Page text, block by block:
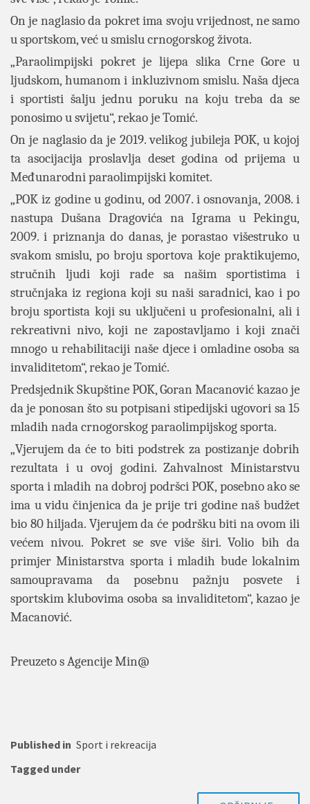
On je naglasio da pokret ima svoju vrijednost, ne samo
u sportskom, već u smislu crnogorskog života.
„Paraolimpijski pokret je lijepa slika Crne Gore u
ljudskom, humanom i inkluzivnom smislu. Naša djeca
i sportisti šalju jednu poruku na koju treba da se
ponosimo u svijetu“, rekao je Tomić.
On je naglasio da je 2019. velikog jubileja POK, u kojoj
ta asocijacija proslavlja deset godina od prijema u
Međunarodni paraolimpijski komitet.
„POK iz godine u godinu, od 2007. i osnovanja, 2008. i
nastupa Dušana Dragovića na Igrama u Pekingu,
2009. i priznanja do danas, je porastao višestruko u
svakom smislu, po broju sportova koje praktikujemo,
stručnih ljudi koji rade sa našim sportistima i
stručnjaka iz regiona koji su naši saradnici, kao i po
broju sportista koji su uključeni u profesionalni, ali i
rekreativni nivo, koji ne zapostavljamo i koji znači
mnogo u rehabilitaciji naše djece i omladine osoba sa
invaliditetom“, rekao je Tomić.
Predsjednik Skupštine POK, Goran Macanović kazao je
da je ponosan što su potpisani stipedijski ugovori sa 15
mladih nada crnogorskog paraolimpijskog sporta.
„Vjerujem da će to biti podstrek za postizanje dobrih
rezultata i u ovoj godini. Zahvalnost Ministarstvu
sporta i mladih na dobroj podršci POK, posebno ako se
ima u vidu činjenica da je prije tri godine naš budžet
bio 80 hiljada. Vjerujem da će podršku biti na ovom ili
većem nivou. Pokret se sve više širi. Volio bih da
primjer Ministarstva sporta i mladih bude lokalnim
samoupravama da posebnu pažnju posvete i
sportskim klubovima osoba sa invaliditetom“, kazao je
Macanović.
Preuzeto s Agencije Min@
Published in Sport i rekreacija
Tagged under